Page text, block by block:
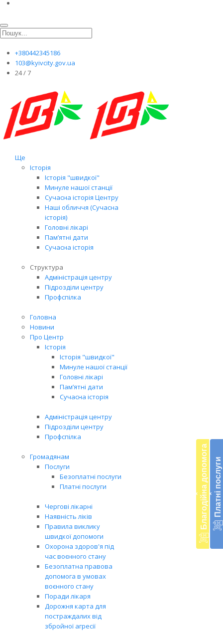
+380442345186
103@kyivcity.gov.ua
24 / 7
Ще
Історія
Історія "швидкої"
Минуле нашої станції
Сучасна історія Центру
Наші обличчя (Сучасна
історія)
Головні лікарі
Пам’ятні дати
Сучасна історія
Структура
Адміністрація центру
Підрозділи центру
Профспілка
Головна
Новини
Про Центр
Історія
Історія "швидкої"
Минуле нашої станції
Головні лікарі
Пам’ятні дати
Сучасна історія
Адміністрація центру
Підрозділи центру
Профспілка
Громадянам
Послуги
Безоплатні послуги
Платні послуги
Чергові лікарні
Наявність ліків
Правила виклику
швидкої допомоги
Охорона здоров'я під
час воєнного стану
Безоплатна правова
допомога в умовах
воєнного стану
Поради лікаря
Дорожня карта для
постраждалих від
збройної агресії
‹ Благодійна допомога ‹ Платні послуги